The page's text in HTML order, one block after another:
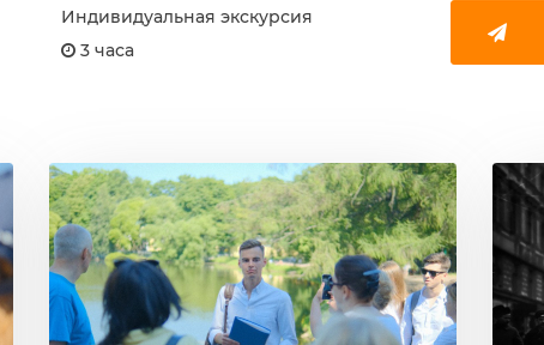
Индивидуальная экскурсия
3 часа